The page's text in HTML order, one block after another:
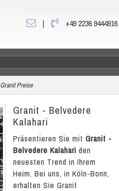
| +49 2236 9444916
Preise
Granit - Belvedere
Kalahari
Präsentieren Sie mit Granit -
Belvedere Kalahari den
neuesten Trend in Ihrem
Heim. Bei uns, in Köln-Bonn,
erhalten Sie Granit